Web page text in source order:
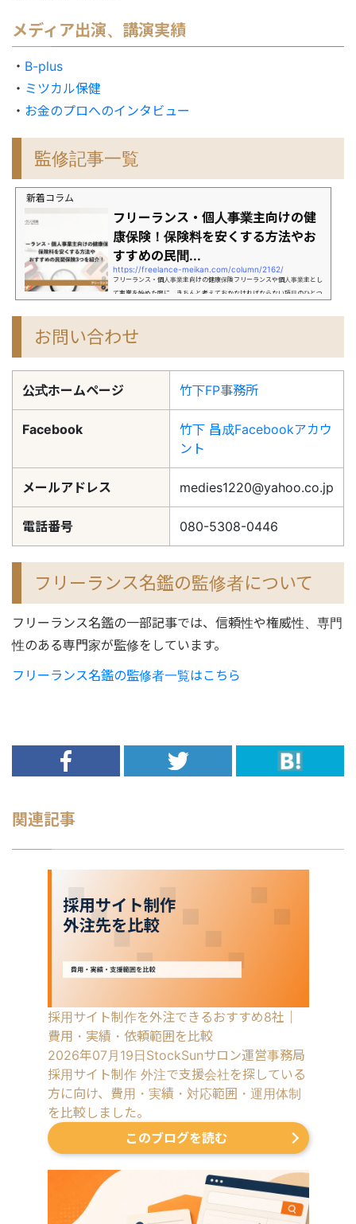
メディア出演、講演実績
・ B-plus
・ ミツカル保健
・ お金のプロへのインタビュー
監修記事一覧
新着コラム
フリーランス・個人事業主向けの健
康保険！保険料を安くする方法やお
すすめの民間...
https://freelance-meikan.com/column/2162/
フリーランス・個人事業主向けの健康保険フリーランスや個人事業主とし
て事業を始めた際に、きちんと考えておかなければならない項目のひとつ
険を選び、加入する必要があります。ちなみに、日本では国民は何らかの
お問い合わせ
公式ホームページ 竹下FP事務所
Facebook
竹下 昌成Facebookアカウ
ント
メールアドレス medies1220@yahoo.co.jp
電話番号 080-5308-0446
フリーランス名鑑の監修者について
フリーランス名鑑の一部記事では、信頼性や権威性、専門
性のある専門家が監修をしています。
フリーランス名鑑の監修者一覧はこちら
関連記事
採用サイト制作を外注できるおすすめ8社｜
費用・実績・依頼範囲を比較
2026年07月19日StockSunサロン運営事務局
採用サイト制作 外注で支援会社を探している
方に向け、費用・実績・対応範囲・運用体制
を比較しました。
このブログを読む